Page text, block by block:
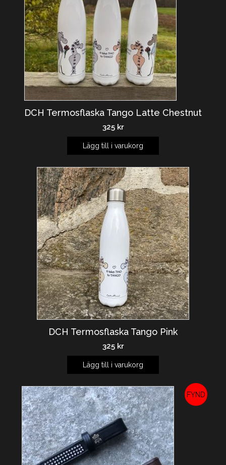
DCH Termosflaska Tango Latte Chestnut
325 kr
Lägg till i varukorg
DCH Termosflaska Tango Pink
325 kr
Lägg till i varukorg